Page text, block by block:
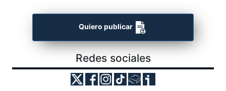
Quiero publicar
Redes sociales